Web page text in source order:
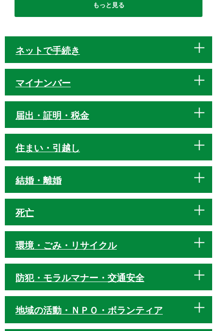
もっと見る
ネットで手続き
マイナンバー
届出・証明・税金
住まい・引越し
結婚・離婚
死亡
環境・ごみ・リサイクル
防犯・モラルマナー・交通安全
地域の活動・ＮＰＯ・ボランティア